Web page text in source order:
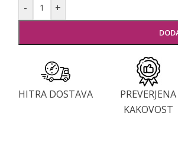
- +
HITRA DOSTAVA
PREVERJENA
KAKOVOST